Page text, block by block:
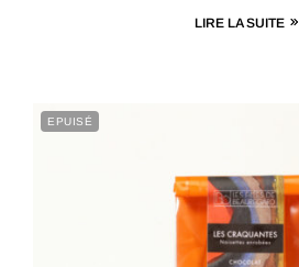
LIRE LA SUITE
EPUISÉ